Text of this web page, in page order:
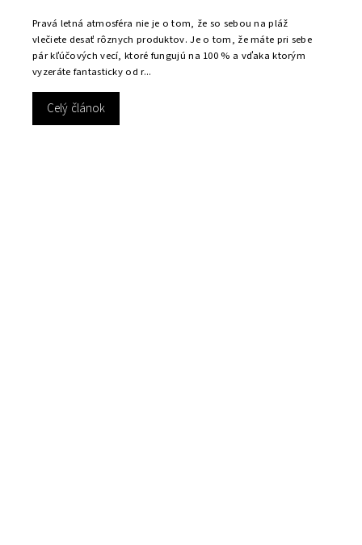
Pravá letná atmosféra nie je o tom, že so sebou na pláž
vlečiete desať rôznych produktov. Je o tom, že máte pri sebe
pár kľúčových vecí, ktoré fungujú na 100 % a vďaka ktorým
vyzeráte fantasticky od r...
Celý článok